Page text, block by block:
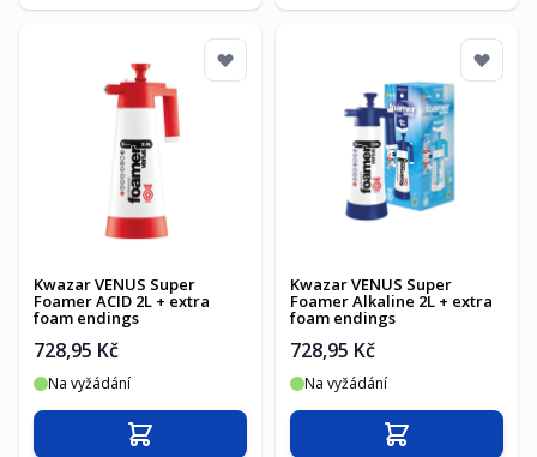
Kwazar VENUS Super
Foamer ACID 2L + extra
foam endings
728,95 Kč
Na vyžádání
Přidat do košíku
Kwazar VENUS Super
Foamer Alkaline 2L + extra
foam endings
728,95 Kč
Na vyžádání
Přidat do košíku